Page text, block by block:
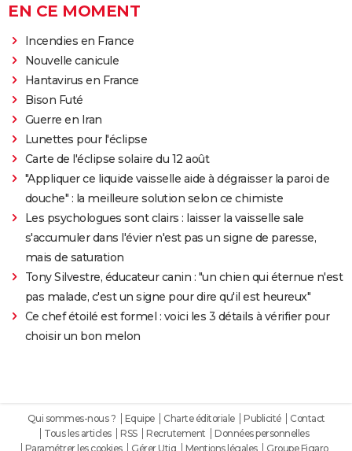
EN CE MOMENT
Incendies en France
Nouvelle canicule
Hantavirus en France
Bison Futé
Guerre en Iran
Lunettes pour l'éclipse
Carte de l'éclipse solaire du 12 août
"Appliquer ce liquide vaisselle aide à dégraisser la paroi de
douche" : la meilleure solution selon ce chimiste
Les psychologues sont clairs : laisser la vaisselle sale
s'accumuler dans l'évier n'est pas un signe de paresse,
mais de saturation
Tony Silvestre, éducateur canin : "un chien qui éternue n'est
pas malade, c'est un signe pour dire qu'il est heureux"
Ce chef étoilé est formel : voici les 3 détails à vérifier pour
choisir un bon melon
Qui sommes-nous ? Equipe Charte éditoriale Publicité
Contact
Tous les articles
RSS Recrutement
Données personnelles
Paramétrer les cookies
Gérer Utiq Mentions légales Groupe Figaro